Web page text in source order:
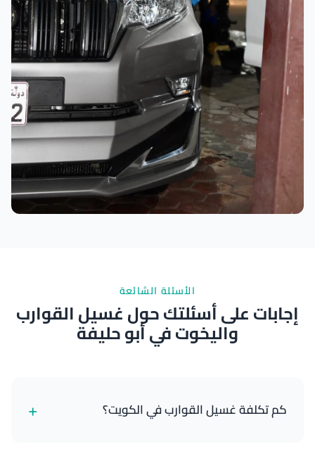
الأسئلة الشائعة
إجابات على أسئلتك حول غسيل القوارب
واليخوت في أبو حليفة
كم تكلفة غسيل القوارب في الكويت؟ +